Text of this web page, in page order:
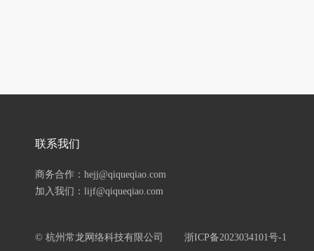
联系我们
商务合作：hejj@qiqueqiao.com
加入我们：lijf@qiqueqiao.com
© 杭州常龙网络科技有限公司 浙ICP备2023034101号-1